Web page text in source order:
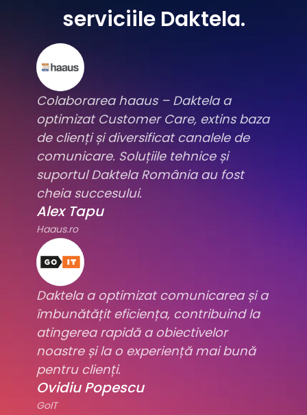
serviciile Daktela.
Colaborarea haaus – Daktela a
optimizat Customer Care, extins baza
de clienți și diversificat canalele de
comunicare. Soluțiile tehnice și
suportul Daktela România au fost
cheia succesului.
Alex Tapu
Haaus.ro
Daktela a optimizat comunicarea și a
îmbunătățit eficiența, contribuind la
atingerea rapidă a obiectivelor
noastre și la o experiență mai bună
pentru clienți.
Ovidiu Popescu
GoIT